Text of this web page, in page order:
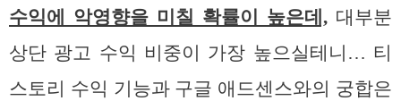
수익에 악영향을 미칠 확률이 높은데, 대부분
상단 광고 수익 비중이 가장 높으실테니… 티
스토리 수익 기능과 구글 애드센스와의 궁합은